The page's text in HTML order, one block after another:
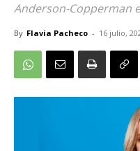
Anderson-Copperman
By Flavia Pacheco - 16 julio,